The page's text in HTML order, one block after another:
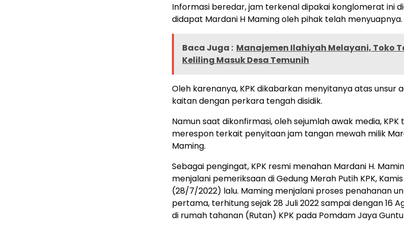
Informasi beredar, jam terkenal dipakai konglomerat ini
didapat Mardani H Maming oleh pihak telah menyuapnya.
Baca Juga : Manajemen Ilahiyah Melayani, Toko
Keliling Masuk Desa Temunih
Oleh karenanya, KPK dikabarkan menyitanya atas unsur
kaitan dengan perkara tengah disidik.
Namun saat dikonfirmasi, oleh sejumlah awak media, KPK
merespon terkait penyitaan jam tangan mewah milik
Maming.
Sebagai pengingat, KPK resmi menahan Mardani H.
menjalani pemeriksaan di Gedung Merah Putih KPK, Kamis
(28/7/2022) lalu. Maming menjalani proses penahanan
pertama, terhitung sejak 28 Juli 2022 sampai dengan 16
di rumah tahanan (Rutan) KPK pada Pomdam Jaya